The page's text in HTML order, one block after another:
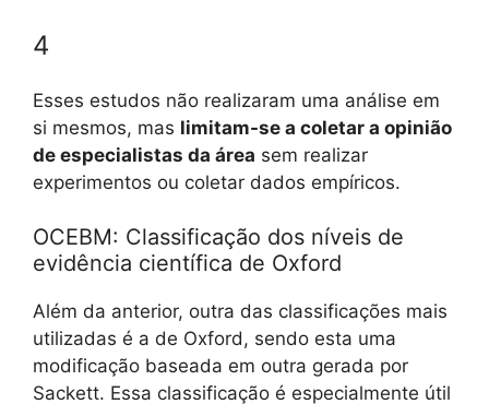
4
Esses estudos não realizaram uma análise em
si mesmos, mas limitam-se a coletar a opinião
de especialistas da área sem realizar
experimentos ou coletar dados empíricos.
OCEBM: Classificação dos níveis de
evidência científica de Oxford
Além da anterior, outra das classificações mais
utilizadas é a de Oxford, sendo esta uma
modificação baseada em outra gerada por
Sackett. Essa classificação é especialmente útil